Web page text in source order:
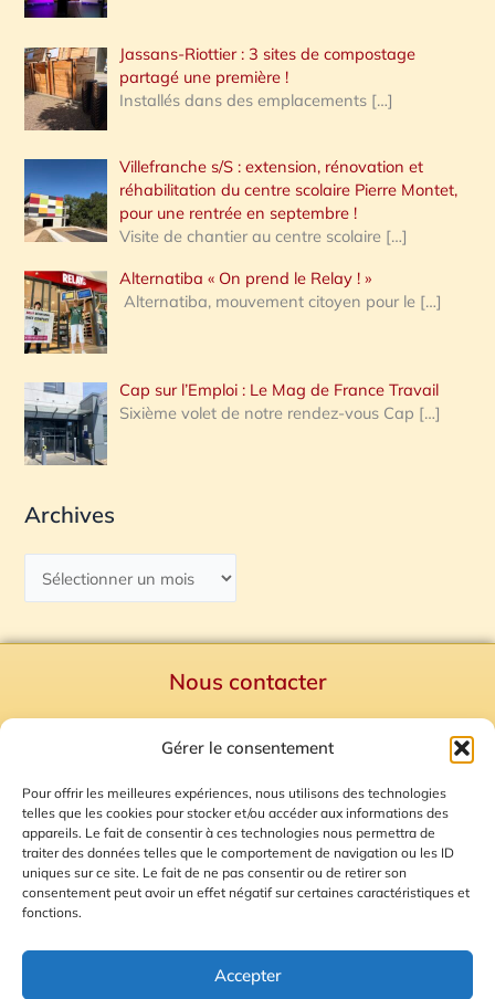
Gérer le consentement
Pour offrir les meilleures expériences, nous utilisons des technologies
telles que les cookies pour stocker et/ou accéder aux informations des
appareils. Le fait de consentir à ces technologies nous permettra de
traiter des données telles que le comportement de navigation ou les ID
uniques sur ce site. Le fait de ne pas consentir ou de retirer son
consentement peut avoir un effet négatif sur certaines caractéristiques et
fonctions.
Accepter
Jassans-Riottier : 3 sites de compostage
partagé une première !
Installés dans des emplacements […]
Villefranche s/S : extension, rénovation et
réhabilitation du centre scolaire Pierre Montet,
pour une rentrée en septembre !
Visite de chantier au centre scolaire […]
Alternatiba « On prend le Relay ! »
Alternatiba, mouvement citoyen pour le […]
Cap sur l’Emploi : Le Mag de France Travail
Sixième volet de notre rendez-vous Cap […]
Archives
Nous contacter
Mentions Légales
Plan du site
Gestion des Cookies